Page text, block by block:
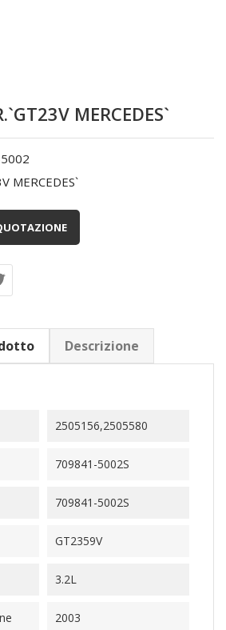
MERCEDES`
MERCEDES`
Descrizione
2505156,2505580
709841-5002S
709841-5002S
GT2359V
3.2L
2003